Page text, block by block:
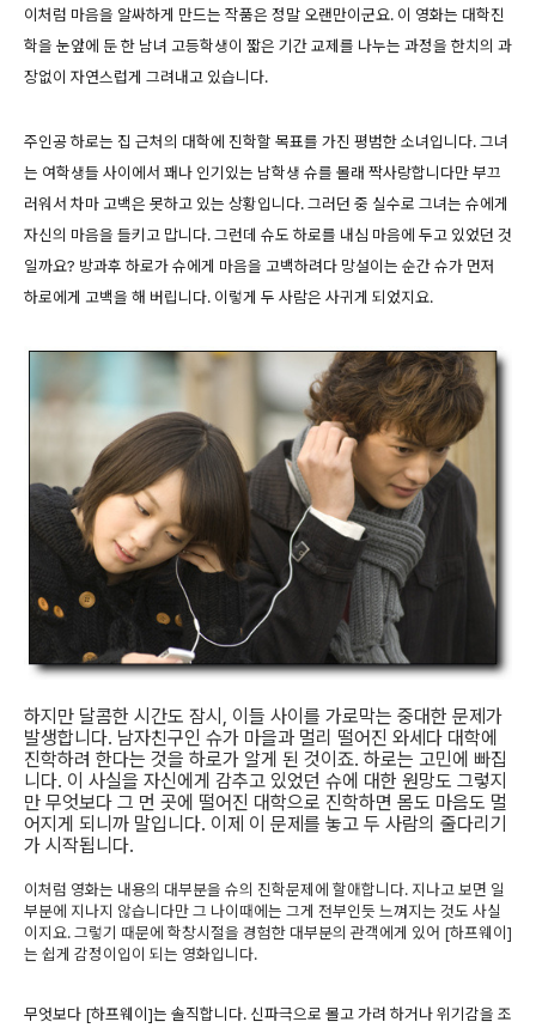
이처럼 마음을 알싸하게 만드는 작품은 정말 오랜만이군요. 이 영화는 대학진
학을 눈앞에 둔 한 남녀 고등학생이 짧은 기간 교제를 나누는 과정을 한치의 과
장없이 자연스럽게 그려내고 있습니다.
주인공 하로는 집 근처의 대학에 진학할 목표를 가진 평범한 소녀입니다. 그녀
는 여학생들 사이에서 꽤나 인기있는 남학생 슈를 몰래 짝사랑합니다만 부끄
러워서 차마 고백은 못하고 있는 상황입니다. 그러던 중 실수로 그녀는 슈에게
자신의 마음을 들키고 맙니다. 그런데 슈도 하로를 내심 마음에 두고 있었던 것
일까요? 방과후 하로가 슈에게 마음을 고백하려다 망설이는 순간 슈가 먼저
하로에게 고백을 해 버립니다. 이렇게 두 사람은 사귀게 되었지요.
하지만 달콤한 시간도 잠시, 이들 사이를 가로막는 중대한 문제가
발생합니다. 남자친구인 슈가 마을과 멀리 떨어진 와세다 대학에
진학하려 한다는 것을 하로가 알게 된 것이죠. 하로는 고민에 빠집
니다. 이 사실을 자신에게 감추고 있었던 슈에 대한 원망도 그렇지
만 무엇보다 그 먼 곳에 떨어진 대학으로 진학하면 몸도 마음도 멀
어지게 되니까 말입니다. 이제 이 문제를 놓고 두 사람의 줄다리기
가 시작됩니다.
이처럼 영화는 내용의 대부분을 슈의 진학문제에 할애합니다. 지나고 보면 일
부분에 지나지 않습니다만 그 나이때에는 그게 전부인듯 느껴지는 것도 사실
이지요. 그렇기 때문에 학창시절을 경험한 대부분의 관객에게 있어 [하프웨이]
는 쉽게 감정이입이 되는 영화입니다.
무엇보다 [하프웨이]는 솔직합니다. 신파극으로 몰고 가려 하거나 위기감을 조